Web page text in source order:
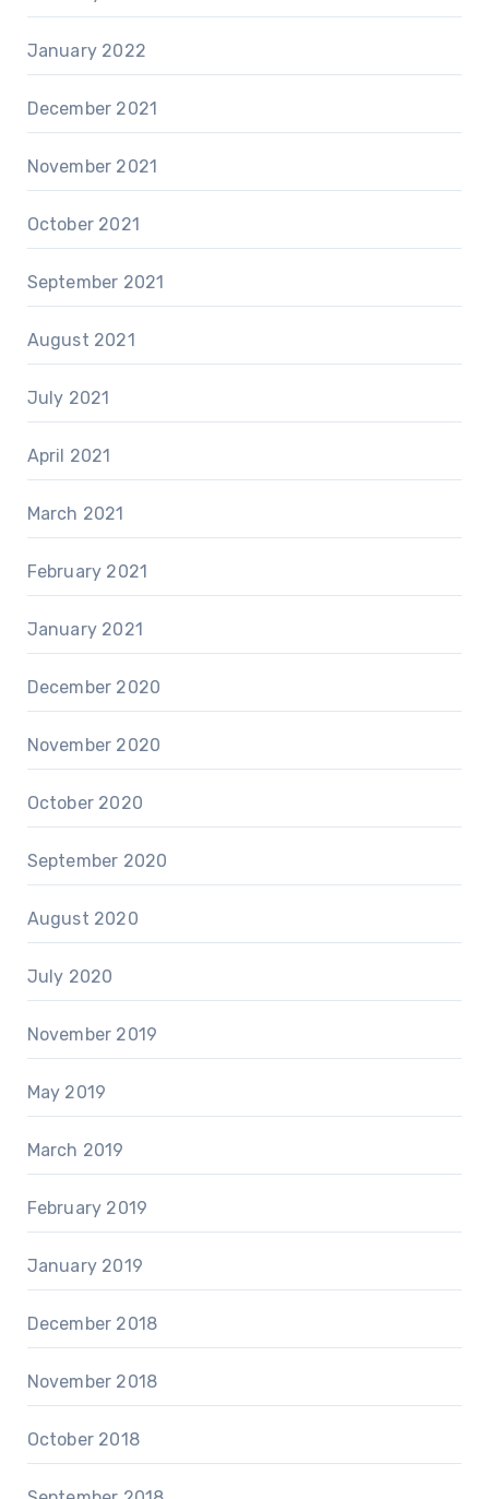
January 2022
December 2021
November 2021
October 2021
September 2021
August 2021
July 2021
April 2021
March 2021
February 2021
January 2021
December 2020
November 2020
October 2020
September 2020
August 2020
July 2020
November 2019
May 2019
March 2019
February 2019
January 2019
December 2018
November 2018
October 2018